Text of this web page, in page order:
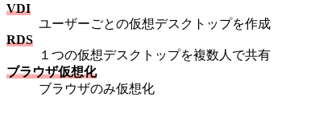
VDI
ユーザーごとの仮想デスクトップを作成
RDS
１つの仮想デスクトップを複数人で共有
ブラウザ仮想化
ブラウザのみ仮想化